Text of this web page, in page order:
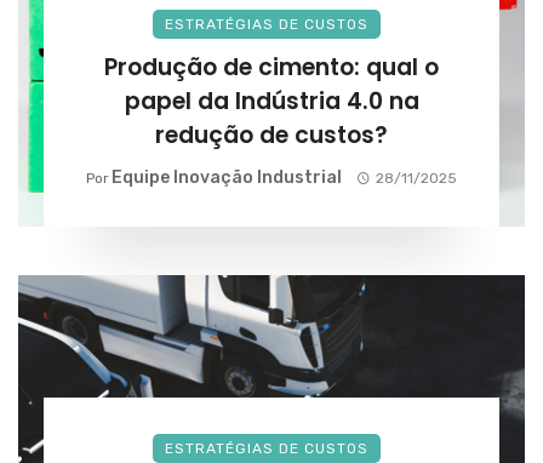
ESTRATÉGIAS DE CUSTOS
Produção de cimento: qual o
papel da Indústria 4.0 na
redução de custos?
Por Equipe Inovação Industrial 28/11/2025
ESTRATÉGIAS DE CUSTOS